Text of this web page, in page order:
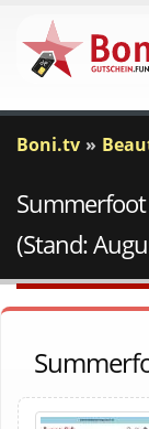
Boni.tv
(Stand: